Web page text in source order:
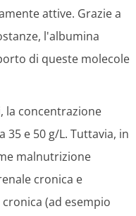
attive. Grazie a
l'albumina
di queste molecole
la concentrazione
e 50 g/L. Tuttavia, in
malnutrizione
cronica e
(ad esempio